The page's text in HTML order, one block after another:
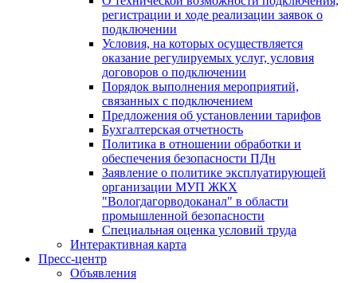
регистрации и ходе реализации заявок о
подключении
Условия, на которых осуществляется
оказание регулируемых услуг, условия
договоров о подключении
Порядок выполнения мероприятий,
связанных с подключением
Предложения об установлении тарифов
Бухгалтерская отчетность
Политика в отношении обработки и
обеспечения безопасности ПДн
Заявление о политике эксплуатирующей
организации МУП ЖКХ
"Вологдагорводоканал" в области
промышленной безопасности
Специальная оценка условий труда
Интерактивная карта
Пресс-центр
Объявления